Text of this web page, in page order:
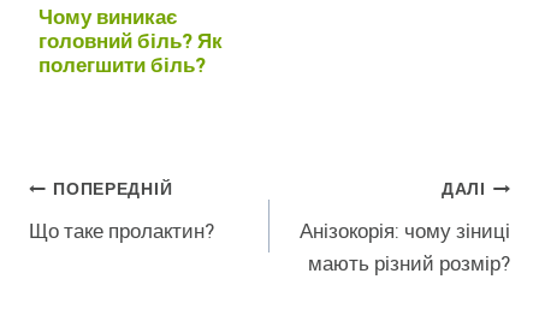
Чому виникає
головний біль? Як
полегшити біль?
Навігація
Записів
ПОПЕРЕДНІЙ
Що таке пролактин?
ДАЛІ
Анізокорія: чому зіниці
мають різний розмір?